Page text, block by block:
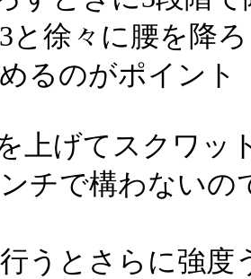
徐々に腰を降ろ
るのがポイント
上げてスクワッ
チで構わないの
うとさらに強度